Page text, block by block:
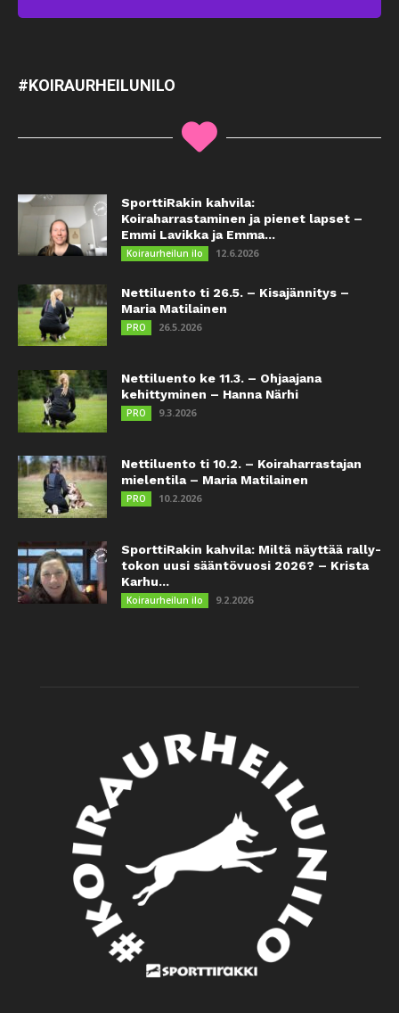
#KOIRAURHEILUNILO
SporttiRakin kahvila:
Koiraharrastaminen ja pienet lapset –
Emmi Lavikka ja Emma...
Koiraurheilun ilo 12.6.2026
Nettiluento ti 26.5. – Kisajännitys –
Maria Matilainen
PRO 26.5.2026
Nettiluento ke 11.3. – Ohjaajana
kehittyminen – Hanna Närhi
PRO 9.3.2026
Nettiluento ti 10.2. – Koiraharrastajan
mielentila – Maria Matilainen
PRO 10.2.2026
SporttiRakin kahvila: Miltä näyttää rally-
tokon uusi sääntövuosi 2026? – Krista
Karhu...
Koiraurheilun ilo 9.2.2026